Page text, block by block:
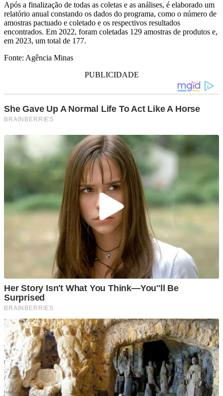
Após a finalização de todas as coletas e as análises, é elaborado um
relatório anual constando os dados do programa, como o número de
amostras pactuado e coletado e os respectivos resultados
encontrados. Em 2022, foram coletadas 129 amostras de produtos e,
em 2023, um total de 177.
Fonte: Agência Minas
PUBLICIDADE